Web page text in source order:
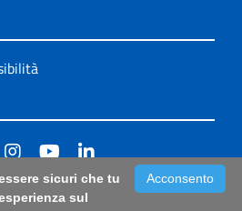
di prima istanza per
Acconsento
sicuri che tu
sul